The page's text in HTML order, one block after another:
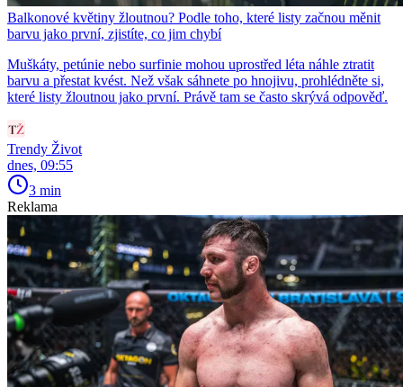
Balkonové květiny žloutnou? Podle toho, které listy začnou měnit
barvu jako první, zjistíte, co jim chybí
Muškáty, petúnie nebo surfinie mohou uprostřed léta náhle ztratit
barvu a přestat kvést. Než však sáhnete po hnojivu, prohlédněte si,
které listy žloutnou jako první. Právě tam se často skrývá odpověď.
Trendy Život
dnes, 09:55
3 min
Reklama